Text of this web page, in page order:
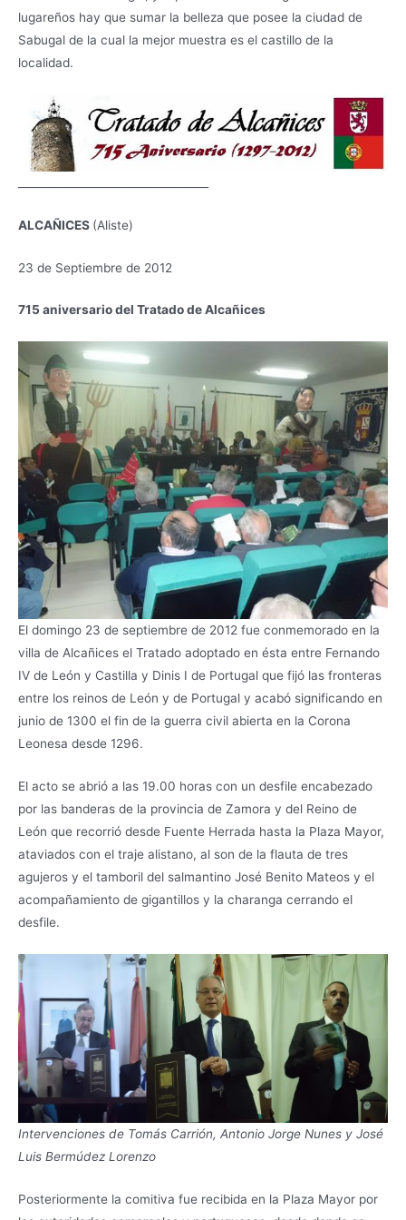
lugareños hay que sumar la belleza que posee la ciudad de
Sabugal de la cual la mejor muestra es el castillo de la
localidad.
ALCAÑICES (Aliste)
23 de Septiembre de 2012
715 aniversario del Tratado de Alcañices
El domingo 23 de septiembre de 2012 fue conmemorado en la
villa de Alcañices el Tratado adoptado en ésta entre Fernando
IV de León y Castilla y Dinis I de Portugal que fijó las fronteras
entre los reinos de León y de Portugal y acabó significando en
junio de 1300 el fin de la guerra civil abierta en la Corona
Leonesa desde 1296.
El acto se abrió a las 19.00 horas con un desfile encabezado
por las banderas de la provincia de Zamora y del Reino de
León que recorrió desde Fuente Herrada hasta la Plaza Mayor,
ataviados con el traje alistano, al son de la flauta de tres
agujeros y el tamboril del salmantino José Benito Mateos y el
acompañamiento de gigantillos y la charanga cerrando el
desfile.
Intervenciones de Tomás Carrión, Antonio Jorge Nunes y José
Luis Bermúdez Lorenzo
Posteriormente la comitiva fue recibida en la Plaza Mayor por